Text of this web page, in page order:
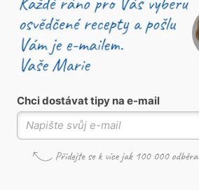
Chci dostávat tipy na e-mail